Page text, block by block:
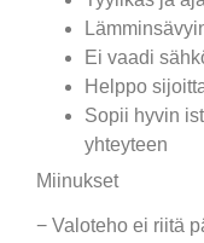
Ei vaadi
Helppo
Sopii hyvin
yhteyteen
Miinukset
− Valoteho ei riitä